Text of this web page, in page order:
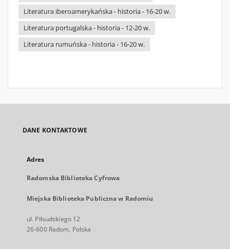
Literatura iberoamerykańska - historia - 16-20 w.
Literatura portugalska - historia - 12-20 w.
Literatura rumuńska - historia - 16-20 w.
DANE KONTAKTOWE
Adres
Radomska Biblioteka Cyfrowa
Miejska Biblioteka Publiczna w Radomiu
ul. Piłsudskiego 12
26-600 Radom, Polska